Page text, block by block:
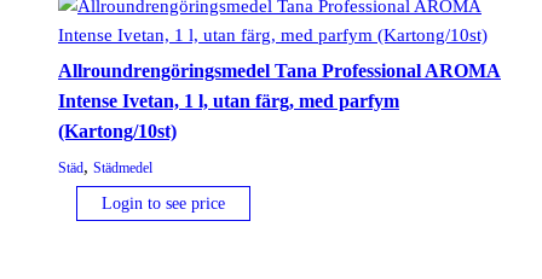
Allroundrengöringsmedel Tana Professional AROMA
Intense Ivetan, 1 l, utan färg, med parfym
(Kartong/10st)
Städ, Städmedel
Login to see price